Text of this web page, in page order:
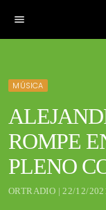
menu
MÚSICA
ROMPE
PLENO
ORTRADIO | 22/12/